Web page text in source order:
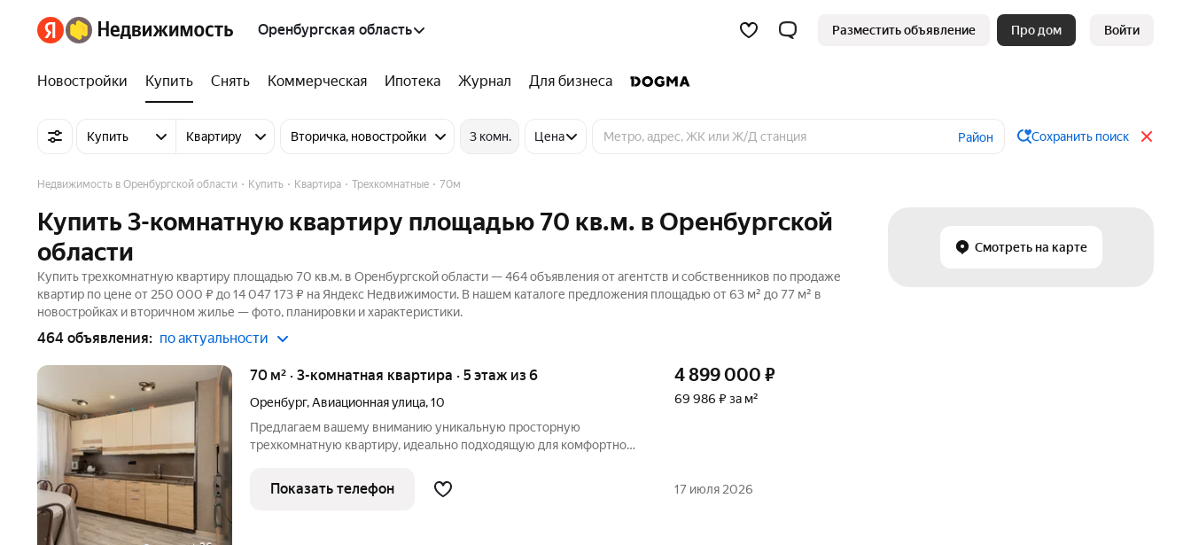
Оренбургская область Разместить объявление Про дом Войти
Новостройки Купить Снять Коммерческая Ипотека Журнал Для бизнеса
Купить Квартиру Вторичка, новостройки 3 комн. Цена Район Сохранить поиск
Смотреть на карте
Недвижимость в Оренбургской области Купить Квартира Трехкомнатные 70м
Купить 3-комнатную квартиру площадью 70 кв.м. в Оренбургской
области
Купить трехкомнатную квартиру площадью 70 кв.м. в Оренбургской области — 464 объявления от агентств и собственников по продаже
квартир по цене от 250 000 ₽ до 14 047 173 ₽ на Яндекс Недвижимости. В нашем каталоге предложения площадью от 63 м² до 77 м² в
новостройках и вторичном жилье — фото, планировки и характеристики.
464 объявления: по актуальности
70 м² · 3-комнатная квартира · 5 этаж из 6
Оренбург,Авиационная улица,10
Предлагаем вашему вниманию уникальную просторную
трехкомнатную квартиру, идеально подходящую для комфортной
планировкой, сочетающей функциональность и уют. Основные
преимущества: + Просторная
4 899 000 ₽
69 986 ₽ за м²
Показать телефон 17 июля 2026